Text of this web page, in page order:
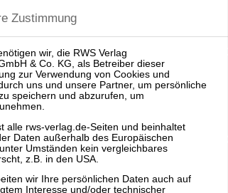
NIVEAU – AUCH IN 2025 BELAUFEN
europäische Aufsichtsbehörden …
REZERTIFIZIERUNG
Systemen) hat nach einem …